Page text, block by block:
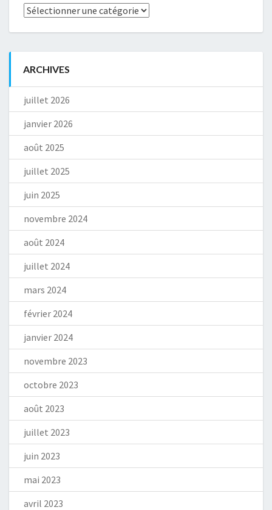
Catégories
ARCHIVES
juillet 2026
janvier 2026
août 2025
juillet 2025
juin 2025
novembre 2024
août 2024
juillet 2024
mars 2024
février 2024
janvier 2024
novembre 2023
octobre 2023
août 2023
juillet 2023
juin 2023
mai 2023
avril 2023